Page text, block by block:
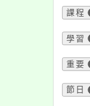
課程
學習
重要
節日
灣家長教育聯
訂於114年11月
(週六)假龍華科
辦理之「技專
進路-面向家長
計畫」桃園場